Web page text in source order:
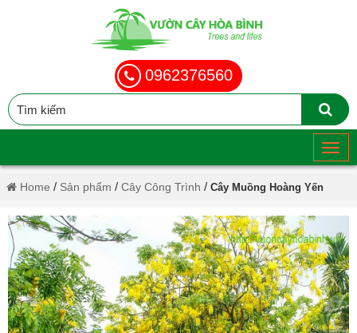
0962376560
Home / Sản phẩm / Cây Công Trình / Cây Muồng Hoàng Yến